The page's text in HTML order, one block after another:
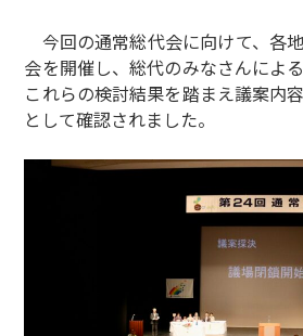
今回の通常総代会に向けて、各
会を開催し、総代のみなさんによ
これらの検討結果を踏まえ議案内
として確認されました。